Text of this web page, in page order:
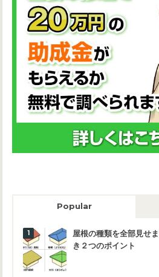
Popular
屋根の種類を全部見せ
き２つのポイント